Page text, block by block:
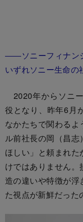
――ソニーフィナン
いずれソニー生命の
2020年からソニ
役となり、昨年6月
なかたちで関わる
ル前社長の岡（昌
ほしい」と頼まれ
けではありません
造の違いや特徴が浮
た視点が新鮮だった